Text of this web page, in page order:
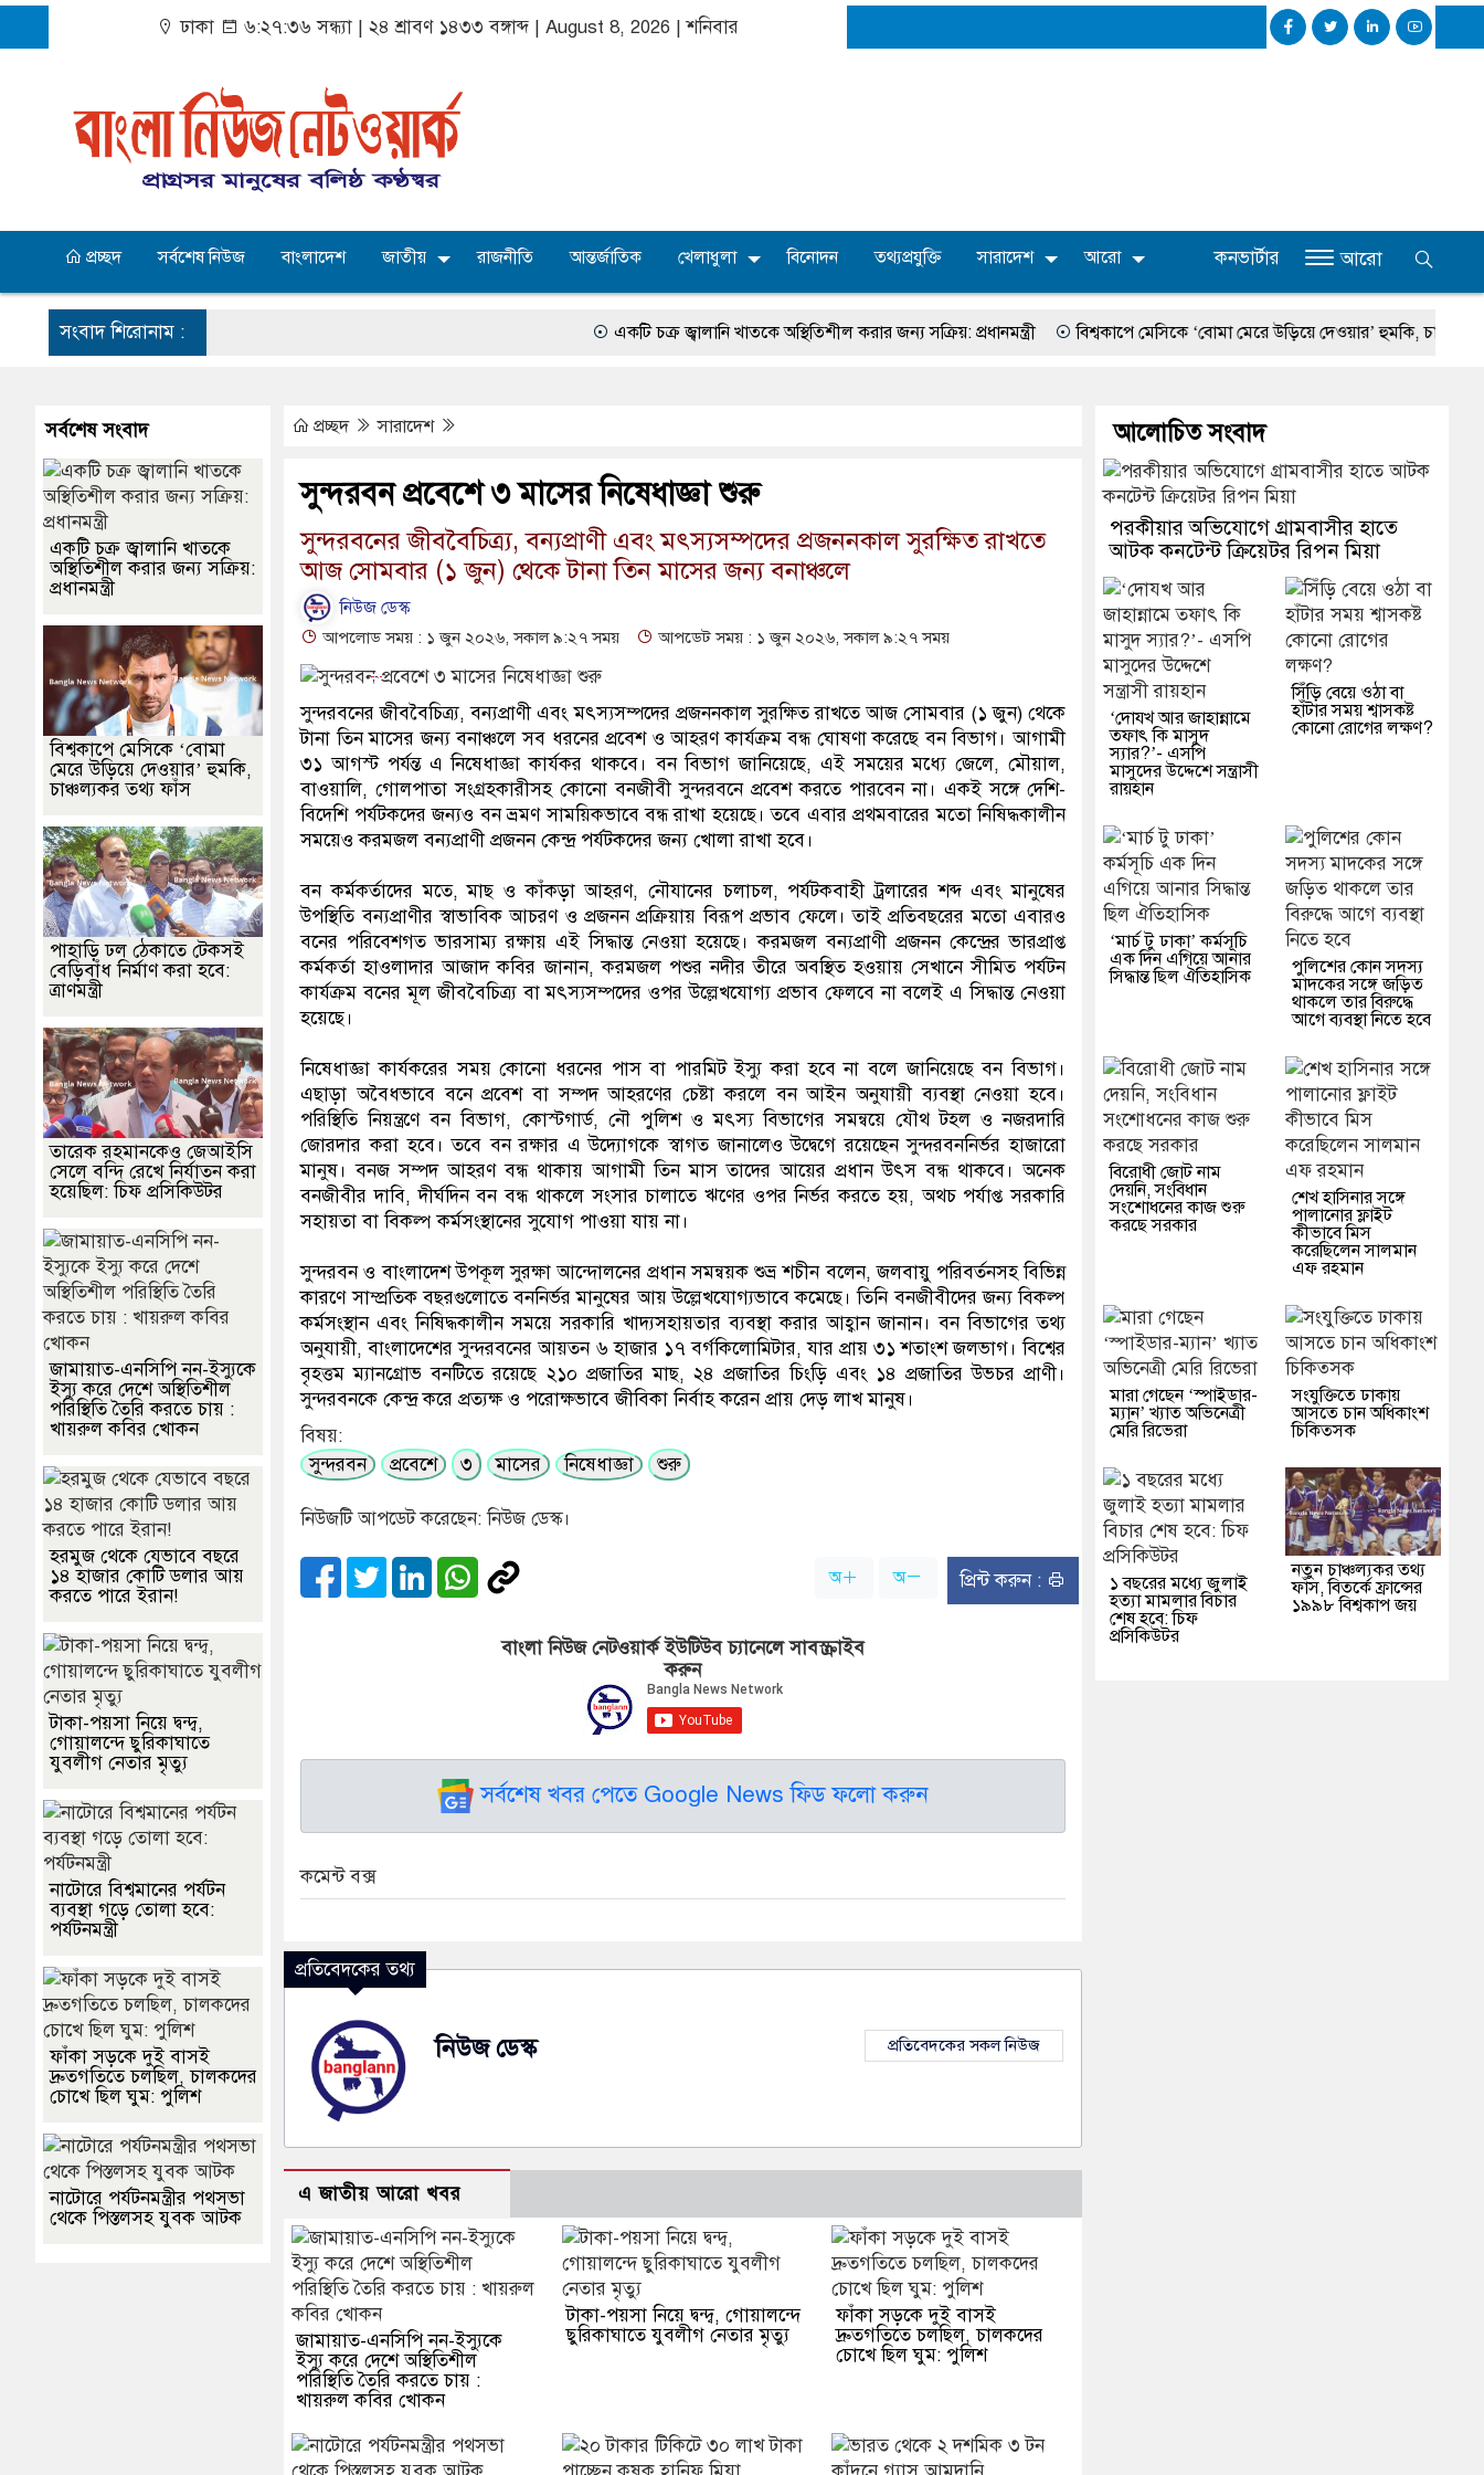
ঢাকা ৬:২৭:৩৬ সন্ধ্যা |২৪ শ্রাবণ ১৪৩৩ বঙ্গাব্দ | August 8, 2026 |শনিবার
প্রচ্ছদ সর্বশেষ নিউজ বাংলাদেশ জাতীয় রাজনীতি আন্তর্জাতিক খেলাধুলা বিনোদন তথ্যপ্রযুক্তি সারাদেশ আরো কনভার্টার আরো
সংবাদ শিরোনাম : একটি চক্র জ্বালানি খাতকে অস্থিতিশীল করার জন্য সক্রিয়: প্রধানমন্ত্রী বিশ্বকাপে মেসিকে ‘বোমা মেরে উড়িয়ে দেওয়ার’ হুমকি, চাঞ্চল্যকর তথ্য
প্রচ্ছদ সারাদেশ
সুন্দরবন প্রবেশে ৩ মাসের নিষেধাজ্ঞা শুরু
সুন্দরবনের জীববৈচিত্র্য, বন্যপ্রাণী এবং মৎস্যসম্পদের প্রজননকাল সুরক্ষিত রাখতে
আজ সোমবার (১ জুন) থেকে টানা তিন মাসের জন্য বনাঞ্চলে
নিউজ ডেস্ক
আপলোড সময় : ১ জুন ২০২৬, সকাল ৯:২৭ সময় আপডেট সময় : ১ জুন ২০২৬, সকাল ৯:২৭ সময়
সুন্দরবনের জীববৈচিত্র্য, বন্যপ্রাণী এবং মৎস্যসম্পদের প্রজননকাল সুরক্ষিত রাখতে আজ সোমবার (১ জুন) থেকে
টানা তিন মাসের জন্য বনাঞ্চলে সব ধরনের প্রবেশ ও আহরণ কার্যক্রম বন্ধ ঘোষণা করেছে বন বিভাগ। আগামী
৩১ আগস্ট পর্যন্ত এ নিষেধাজ্ঞা কার্যকর থাকবে। বন বিভাগ জানিয়েছে, এই সময়ের মধ্যে জেলে, মৌয়াল,
বাওয়ালি, গোলপাতা সংগ্রহকারীসহ কোনো বনজীবী সুন্দরবনে প্রবেশ করতে পারবেন না। একই সঙ্গে দেশি-
বিদেশি পর্যটকদের জন্যও বন ভ্রমণ সাময়িকভাবে বন্ধ রাখা হয়েছে। তবে এবার প্রথমবারের মতো নিষিদ্ধকালীন
সময়েও করমজল বন্যপ্রাণী প্রজনন কেন্দ্র পর্যটকদের জন্য খোলা রাখা হবে।
বন কর্মকর্তাদের মতে, মাছ ও কাঁকড়া আহরণ, নৌযানের চলাচল, পর্যটকবাহী ট্রলারের শব্দ এবং মানুষের
উপস্থিতি বন্যপ্রাণীর স্বাভাবিক আচরণ ও প্রজনন প্রক্রিয়ায় বিরূপ প্রভাব ফেলে। তাই প্রতিবছরের মতো এবারও
বনের পরিবেশগত ভারসাম্য রক্ষায় এই সিদ্ধান্ত নেওয়া হয়েছে। করমজল বন্যপ্রাণী প্রজনন কেন্দ্রের ভারপ্রাপ্ত
কর্মকর্তা হাওলাদার আজাদ কবির জানান, করমজল পশুর নদীর তীরে অবস্থিত হওয়ায় সেখানে সীমিত পর্যটন
কার্যক্রম বনের মূল জীববৈচিত্র্য বা মৎস্যসম্পদের ওপর উল্লেখযোগ্য প্রভাব ফেলবে না বলেই এ সিদ্ধান্ত নেওয়া
হয়েছে।
নিষেধাজ্ঞা কার্যকরের সময় কোনো ধরনের পাস বা পারমিট ইস্যু করা হবে না বলে জানিয়েছে বন বিভাগ।
এছাড়া অবৈধভাবে বনে প্রবেশ বা সম্পদ আহরণের চেষ্টা করলে বন আইন অনুযায়ী ব্যবস্থা নেওয়া হবে।
পরিস্থিতি নিয়ন্ত্রণে বন বিভাগ, কোস্টগার্ড, নৌ পুলিশ ও মৎস্য বিভাগের সমন্বয়ে যৌথ টহল ও নজরদারি
জোরদার করা হবে। তবে বন রক্ষার এ উদ্যোগকে স্বাগত জানালেও উদ্বেগে রয়েছেন সুন্দরবননির্ভর হাজারো
মানুষ। বনজ সম্পদ আহরণ বন্ধ থাকায় আগামী তিন মাস তাদের আয়ের প্রধান উৎস বন্ধ থাকবে। অনেক
বনজীবীর দাবি, দীর্ঘদিন বন বন্ধ থাকলে সংসার চালাতে ঋণের ওপর নির্ভর করতে হয়, অথচ পর্যাপ্ত সরকারি
সহায়তা বা বিকল্প কর্মসংস্থানের সুযোগ পাওয়া যায় না।
সুন্দরবন ও বাংলাদেশ উপকূল সুরক্ষা আন্দোলনের প্রধান সমন্বয়ক শুভ্র শচীন বলেন, জলবায়ু পরিবর্তনসহ বিভিন্ন
কারণে সাম্প্রতিক বছরগুলোতে বননির্ভর মানুষের আয় উল্লেখযোগ্যভাবে কমেছে। তিনি বনজীবীদের জন্য বিকল্প
কর্মসংস্থান এবং নিষিদ্ধকালীন সময়ে সরকারি খাদ্যসহায়তার ব্যবস্থা করার আহ্বান জানান। বন বিভাগের তথ্য
অনুযায়ী, বাংলাদেশের সুন্দরবনের আয়তন ৬ হাজার ১৭ বর্গকিলোমিটার, যার প্রায় ৩১ শতাংশ জলভাগ। বিশ্বের
বৃহত্তম ম্যানগ্রোভ বনটিতে রয়েছে ২১০ প্রজাতির মাছ, ২৪ প্রজাতির চিংড়ি এবং ১৪ প্রজাতির উভচর প্রাণী।
সুন্দরবনকে কেন্দ্র করে প্রত্যক্ষ ও পরোক্ষভাবে জীবিকা নির্বাহ করেন প্রায় দেড় লাখ মানুষ।
বিষয়:
সুন্দরবন
প্রবেশে ৩ মাসের নিষেধাজ্ঞা শুরু
নিউজটি আপডেট করেছেন: নিউজ ডেস্ক।
অ অ প্রিন্ট করুন :
বাংলা নিউজ নেটওয়ার্ক ইউটিউব চ্যানেলে সাবস্ক্রাইব
করুন
সর্বশেষ খবর পেতে Google News ফিড ফলো করুন
কমেন্ট বক্স
প্রতিবেদকের তথ্য
নিউজ ডেস্ক প্রতিবেদকের সকল নিউজ
এ জাতীয় আরো খবর
জামায়াত-এনসিপি নন-ইস্যুকে
ইস্যু করে দেশে অস্থিতিশীল
পরিস্থিতি তৈরি করতে চায় :
খায়রুল কবির খোকন
টাকা-পয়সা নিয়ে দ্বন্দ্ব, গোয়ালন্দে
ছুরিকাঘাতে যুবলীগ নেতার মৃত্যু
ফাঁকা সড়কে দুই বাসই
দ্রুতগতিতে চলছিল, চালকদের
চোখে ছিল ঘুম: পুলিশ
সর্বশেষ সংবাদ
একটি চক্র জ্বালানি খাতকে
অস্থিতিশীল করার জন্য সক্রিয়:
প্রধানমন্ত্রী
বিশ্বকাপে মেসিকে ‘বোমা
মেরে উড়িয়ে দেওয়ার’ হুমকি,
চাঞ্চল্যকর তথ্য ফাঁস
পাহাড়ি ঢল ঠেকাতে টেকসই
বেড়িবাঁধ নির্মাণ করা হবে:
ত্রাণমন্ত্রী
তারেক রহমানকেও জেআইসি
সেলে বন্দি রেখে নির্যাতন করা
হয়েছিল: চিফ প্রসিকিউটর
জামায়াত-এনসিপি নন-ইস্যুকে
ইস্যু করে দেশে অস্থিতিশীল
পরিস্থিতি তৈরি করতে চায় :
খায়রুল কবির খোকন
হরমুজ থেকে যেভাবে বছরে
১৪ হাজার কোটি ডলার আয়
করতে পারে ইরান!
টাকা-পয়সা নিয়ে দ্বন্দ্ব,
গোয়ালন্দে ছুরিকাঘাতে
যুবলীগ নেতার মৃত্যু
নাটোরে বিশ্বমানের পর্যটন
ব্যবস্থা গড়ে তোলা হবে:
পর্যটনমন্ত্রী
ফাঁকা সড়কে দুই বাসই
দ্রুতগতিতে চলছিল, চালকদের
চোখে ছিল ঘুম: পুলিশ
নাটোরে পর্যটনমন্ত্রীর পথসভা
থেকে পিস্তলসহ যুবক আটক
আলোচিত সংবাদ
পরকীয়ার অভিযোগে গ্রামবাসীর হাতে
আটক কনটেন্ট ক্রিয়েটর রিপন মিয়া
‘দোযখ আর জাহান্নামে
তফাৎ কি মাসুদ
স্যার?’- এসপি
মাসুদের উদ্দেশে সন্ত্রাসী
রায়হান
সিঁড়ি বেয়ে ওঠা বা
হাঁটার সময় শ্বাসকষ্ট
কোনো রোগের লক্ষণ?
‘মার্চ টু ঢাকা’ কর্মসূচি
এক দিন এগিয়ে আনার
সিদ্ধান্ত ছিল ঐতিহাসিক
পুলিশের কোন সদস্য
মাদকের সঙ্গে জড়িত
থাকলে তার বিরুদ্ধে
আগে ব্যবস্থা নিতে হবে
বিরোধী জোট নাম
দেয়নি, সংবিধান
সংশোধনের কাজ শুরু
করছে সরকার
শেখ হাসিনার সঙ্গে
পালানোর ফ্লাইট
কীভাবে মিস
করেছিলেন সালমান
এফ রহমান
মারা গেছেন ‘স্পাইডার-
ম্যান’ খ্যাত অভিনেত্রী
মেরি রিভেরা
সংযুক্তিতে ঢাকায়
আসতে চান অধিকাংশ
চিকিত্সক
১ বছরের মধ্যে জুলাই
হত্যা মামলার বিচার
শেষ হবে: চিফ
প্রসিকিউটর
নতুন চাঞ্চল্যকর তথ্য
ফাঁস, বিতর্কে ফ্রান্সের
১৯৯৮ বিশ্বকাপ জয়